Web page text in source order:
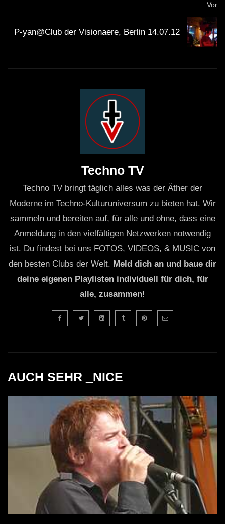
Vor
P-yan@Club der Visionaere, Berlin 14.07.12
Techno TV
Techno TV bringt täglich alles was der Äther der
Moderne im Techno-Kulturuniversum zu bieten hat. Wir
sammeln und bereiten auf, für alle und ohne, dass eine
Anmeldung in den vielfältigen Netzwerken notwendig
ist. Du findest bei uns FOTOS, VIDEOS, & MUSIC von
den besten Clubs der Welt. Meld dich an und baue dir
deine eigenen Playlisten individuell für dich, für
alle, zusammen!
AUCH SEHR _NICE